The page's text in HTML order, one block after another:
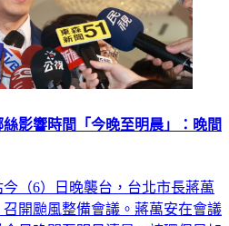
影響時間「今晚至明晨」：晚間
（6）日晚襲台，台北市長蔣萬
開颱風整備會議。蔣萬安在會議